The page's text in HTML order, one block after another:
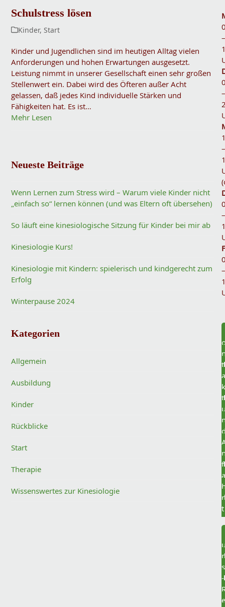
Schulstress lösen
Kinder, Start
Kinder und Jugendlichen sind im heutigen Alltag vielen
Anforderungen und hohen Erwartungen ausgesetzt.
Leistung nimmt in unserer Gesellschaft einen sehr großen
Stellenwert ein. Dabei wird des Öfteren außer Acht
gelassen, daß jedes Kind individuelle Stärken und
Fähigkeiten hat. Es ist…
Mehr Lesen
Neueste Beiträge
Wenn Lernen zum Stress wird – Warum viele Kinder nicht
„einfach so“ lernen können (und was Eltern oft übersehen)
So läuft eine kinesiologische Sitzung für Kinder bei mir ab
Kinesiologie Kurs!
Kinesiologie mit Kindern: spielerisch und kindgerecht zum
Erfolg
Winterpause 2024
Kategorien
Allgemein
Ausbildung
Kinder
Rückblicke
Start
Therapie
Wissenswertes zur Kinesiologie
–
–
–
–
–
t
a
k
t
f
a
r
t
r
s
-
e